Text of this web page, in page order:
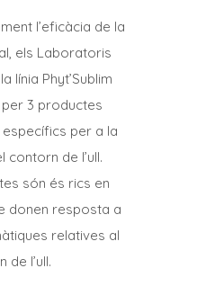
l’eficàcia de la
els Laboratoris
línia Phyt’Sublim
3 productes
per a la
contorn de l’ull.
són és rics en
donen resposta a
relatives al
de l’ull.